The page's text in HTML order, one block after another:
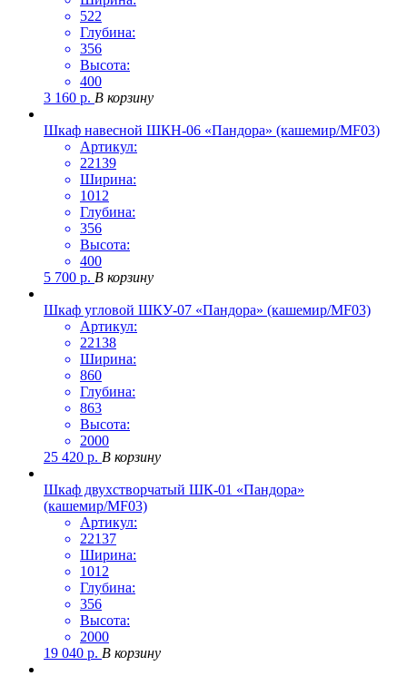
522
Глубина:
356
Высота:
400
3 160 р. В корзину
Шкаф навесной ШКН-06 «Пандора» (кашемир/MF03)
Артикул:
22139
Ширина:
1012
Глубина:
356
Высота:
400
5 700 р. В корзину
Шкаф угловой ШКУ-07 «Пандора» (кашемир/MF03)
Артикул:
22138
Ширина:
860
Глубина:
863
Высота:
2000
25 420 р. В корзину
Шкаф двухстворчатый ШК-01 «Пандора»
(кашемир/MF03)
Артикул:
22137
Ширина:
1012
Глубина:
356
Высота:
2000
19 040 р. В корзину